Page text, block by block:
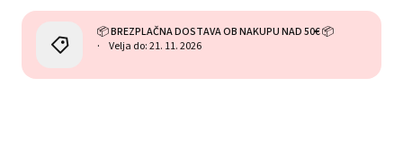
📦 BREZPLAČNA DOSTAVA OB NAKUPU NAD 50€ 📦
Velja do: 21. 11. 2026